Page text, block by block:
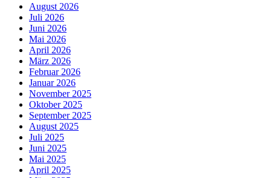
August 2026
Juli 2026
Juni 2026
Mai 2026
April 2026
März 2026
Februar 2026
Januar 2026
November 2025
Oktober 2025
September 2025
August 2025
Juli 2025
Juni 2025
Mai 2025
April 2025